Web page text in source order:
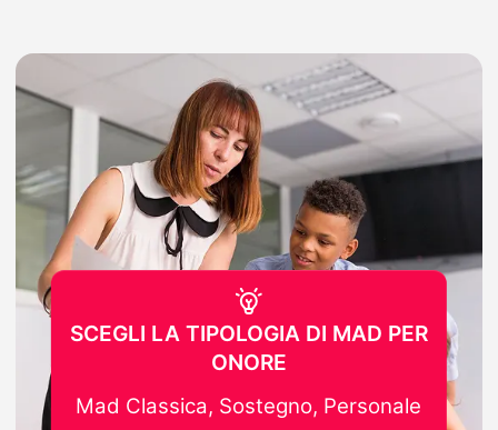
SCEGLI LA TIPOLOGIA DI MAD PER
ONORE
Mad Classica, Sostegno, Personale